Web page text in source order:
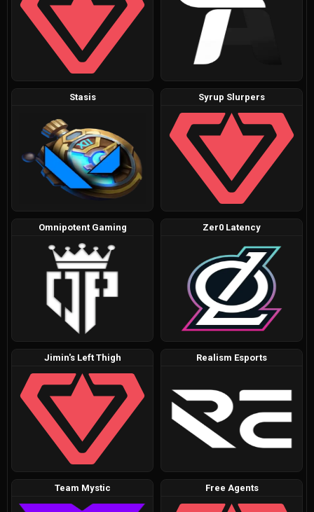
Stasis Syrup Slurpers
Omnipotent Gaming Zer0 Latency
Jimin's Left Thigh Realism Esports
Team Mystic Free Agents